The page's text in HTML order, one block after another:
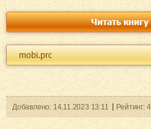
Читать
mobi.prc
Добавленo: 14.11.2023 13:11 Рейтинг: 4